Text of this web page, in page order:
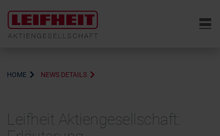
6
HOME NEWS DETAILS
Leifheit Aktiengesellschaft: